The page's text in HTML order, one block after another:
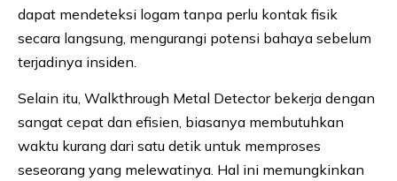
dapat mendeteksi logam tanpa perlu kontak fisik
secara langsung, mengurangi potensi bahaya sebelum
terjadinya insiden.
Selain itu, Walkthrough Metal Detector bekerja dengan
sangat cepat dan efisien, biasanya membutuhkan
waktu kurang dari satu detik untuk memproses
seseorang yang melewatinya. Hal ini memungkinkan